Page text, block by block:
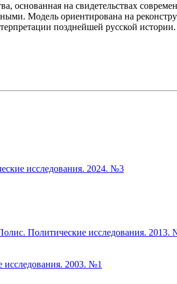
основанная на свидетельствах
Модель ориентирована на
позднейшей русской истории.
исследования. 2024. №3
Политические исследования. 2013.
исследования. 2003. №1